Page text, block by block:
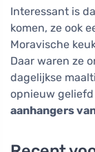
Interessant is
komen, ze ook
Moravische
Daar waren ze
dagelijkse
opnieuw
aanhangers